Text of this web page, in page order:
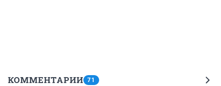
КОММЕНТАРИИ 71